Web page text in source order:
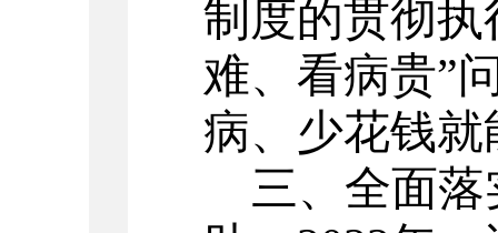
制度的贯彻
难、看病贵”
病、少花钱
三、全面